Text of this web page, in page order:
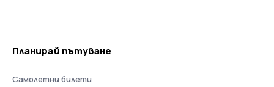
Планирай пътуване
Самолетни билети